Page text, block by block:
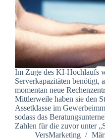
Im Zuge des KI-Hochlaufs
Serverkapazitäten benötigt,
momentan neue
Mittlerweile haben sie den
Assetklasse im
sodass das
Zahlen für die zuvor unter
VersMarketing